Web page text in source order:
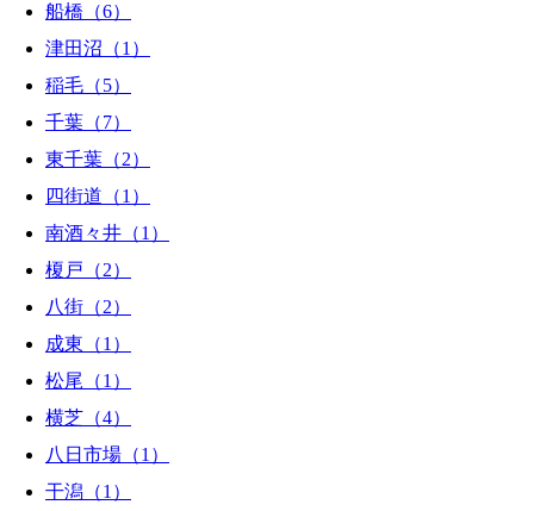
船橋（6）
津田沼（1）
稲毛（5）
千葉（7）
東千葉（2）
四街道（1）
南酒々井（1）
榎戸（2）
八街（2）
成東（1）
松尾（1）
横芝（4）
八日市場（1）
干潟（1）